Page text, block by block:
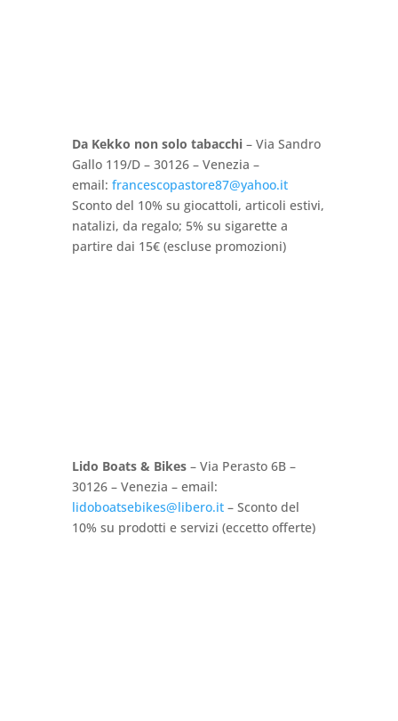
Da Kekko non solo tabacchi– Via Sandro
Gallo 119/D – 30126 – Venezia –
email: francescopastore87@yahoo.it
Sconto del 10% su giocattoli, articoli estivi,
natalizi, da regalo; 5% su sigarette a
partire dai 15€ (escluse promozioni)
Lido Boats & Bikes– Via Perasto 6B –
30126 – Venezia – email:
lidoboatsebikes@libero.it– Sconto del
10% su prodotti e servizi (eccetto offerte)